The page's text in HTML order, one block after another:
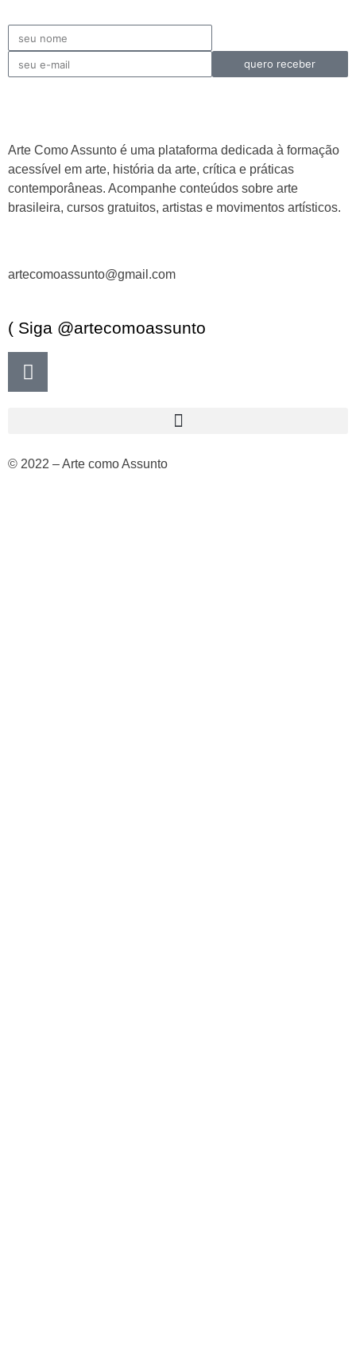
quero receber
Arte Como Assunto é uma plataforma dedicada à formação
acessível em arte, história da arte, crítica e práticas
contemporâneas. Acompanhe conteúdos sobre arte
brasileira, cursos gratuitos, artistas e movimentos artísticos.
artecomoassunto@gmail.com
( Siga @artecomoassunto
© 2022 – Arte como Assunto